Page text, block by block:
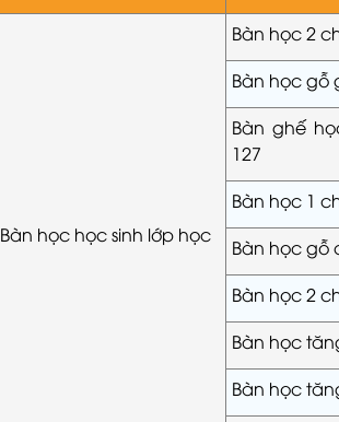
Bàn học học sinh lớp học
Bàn học 2
Bàn học gỗ
Bàn ghế
127
Bàn học 1
Bàn học gỗ
Bàn học 2
Bàn học
Bàn học